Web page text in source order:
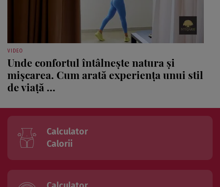
VIDEO
Unde confortul întâlnește natura și
mișcarea. Cum arată experiența unui stil
de viață ...
Calculator
Calorii